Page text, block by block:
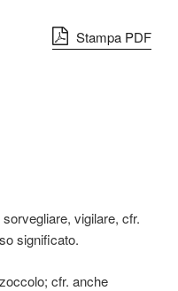
Stampa PDF
vigilare, cfr.
significato.
cfr. anche